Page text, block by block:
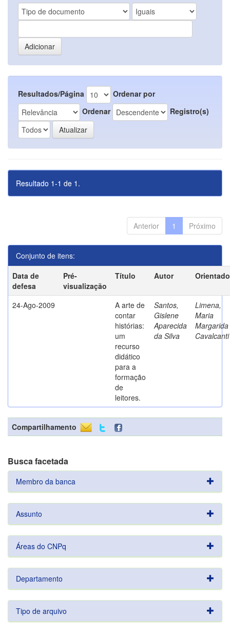
Resultados/Página
Ordenar por
Ordenar
Registro(s)
Resultado 1-1 de 1.
Anterior 1 Próximo
Conjunto de itens:
Data de
defesa
Pré-
visualização
Título Autor
24-Ago-2009
A arte de
contar
histórias:
um
recurso
didático
para a
formação
de
leitores.
Santos,
Gislene
Aparecida
da Silva
Limena,
Maria
Margarida
Cavalcanti
Compartilhamento
Busca facetada
Membro da banca
Assunto
Áreas do CNPq
Departamento
Tipo de arquivo